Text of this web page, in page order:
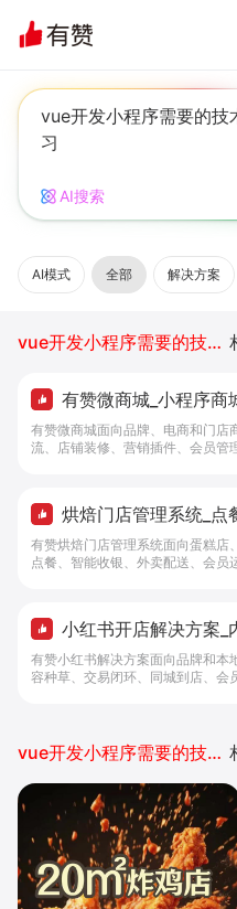
AI搜索
AI模式 全部 解决方案
vue开发小程序需要的技术学习
有赞微商城_小程序商
购工具 - 做生意, 找有
有赞微商城面向品牌、电商和门店
流、店铺装修、营销插件、会员管
烘焙门店管理系统_点
具 - 做生意, 找有赞
有赞烘焙门店管理系统面向蛋糕店
点餐、智能收银、外卖配送、会员
小红书开店解决方案_
化工具 - 做生意, 找有
有赞小红书解决方案面向品牌和本
容种草、交易闭环、同城到店、会
vue开发小程序需要的技术学习